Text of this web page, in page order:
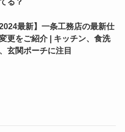
2024最新】一条工務店の最新仕
更をご紹介 | キッチン、食洗
玄関ポーチに注目